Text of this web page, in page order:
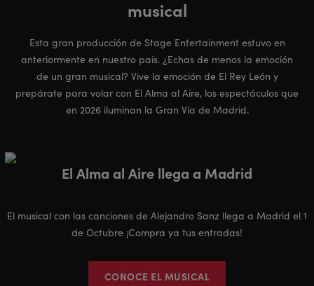
musical
Esta gran producción de Stage Entertainment estuvo en
anteriormente en nuestro país. ¿Echas de menos la emoción
de un gran musical? Vive la emoción de El Rey León y
prepárate para volar con El Alma al Aire, los espectáculos que
en 2026 iluminan la Gran Vía de Madrid.
El Alma al Aire llega a Madrid
El musical con las canciones de Alejandro Sanz llega a Madrid el 1
de Octubre ¡Compra ya tus entradas!
CONOCE EL MUSICAL